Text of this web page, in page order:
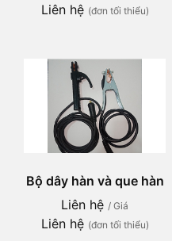
Liên hệ (đơn tối thiểu)
Bộ dây hàn và que hàn
Liên hệ / Giá
Liên hệ (đơn tối thiểu)